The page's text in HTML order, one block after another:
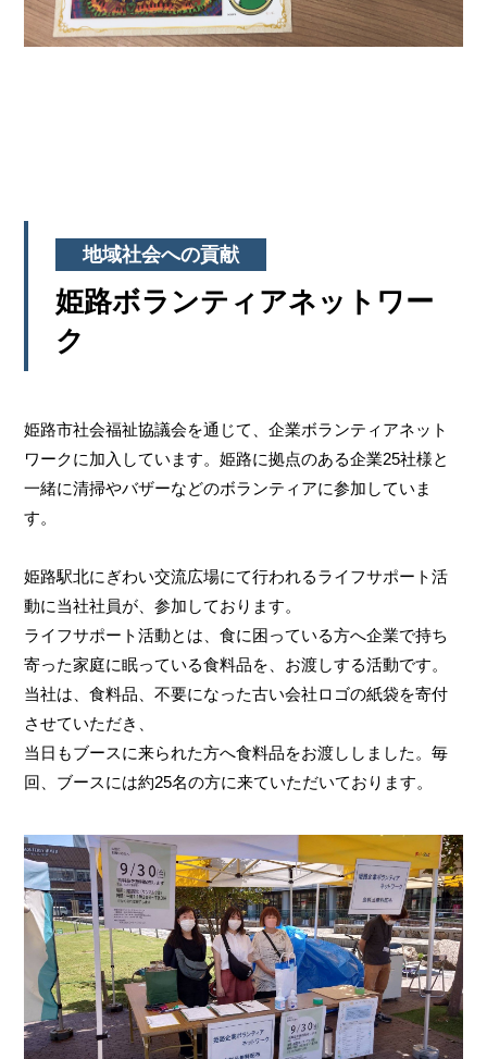
地域社会への貢献
姫路ボランティアネットワー
ク
姫路市社会福祉協議会を通じて、企業ボランティアネット
ワークに加入しています。姫路に拠点のある企業25社様と
一緒に清掃やバザーなどのボランティアに参加していま
す。
姫路駅北にぎわい交流広場にて行われるライフサポート活
動に当社社員が、参加しております。
ライフサポート活動とは、食に困っている方へ企業で持ち
寄った家庭に眠っている食料品を、お渡しする活動です。
当社は、食料品、不要になった古い会社ロゴの紙袋を寄付
させていただき、
当日もブースに来られた方へ食料品をお渡ししました。毎
回、ブースには約25名の方に来ていただいております。